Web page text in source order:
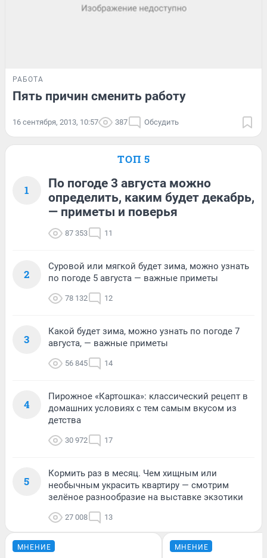
РАБОТА
Пять причин сменить работу
16 сентября, 2013, 10:57 387 Обсудить
ТОП 5
1
По погоде 3 августа можно
определить, каким будет декабрь,
— приметы и поверья
87 353 11
2
Суровой или мягкой будет зима, можно узнать
по погоде 5 августа — важные приметы
78 132 12
3
Какой будет зима, можно узнать по погоде 7
августа, — важные приметы
56 845 14
4
Пирожное «Картошка»: классический рецепт в
домашних условиях с тем самым вкусом из
детства
30 972 17
5
Кормить раз в месяц. Чем хищным или
необычным украсить квартиру — смотрим
зелёное разнообразие на выставке экзотики
27 008 13
МНЕНИЕ МНЕНИЕ